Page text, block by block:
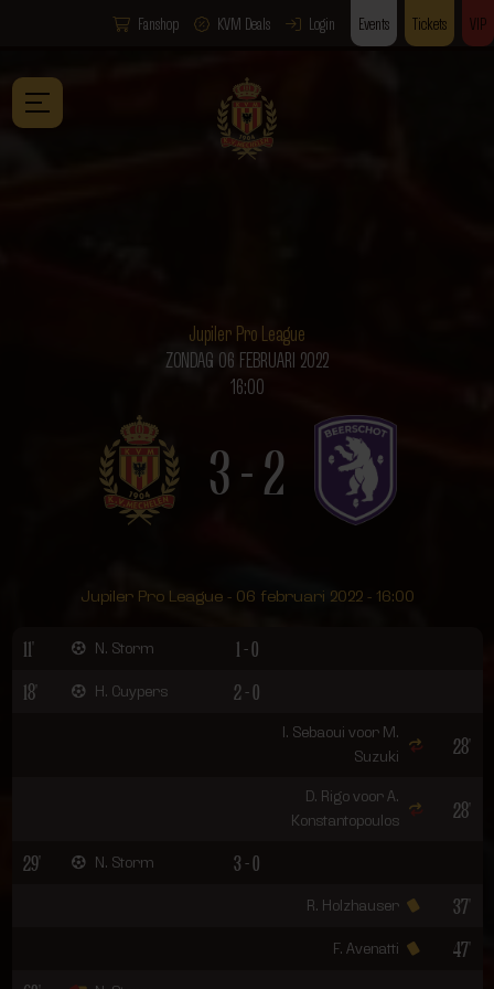
Fanshop KVM Deals Login Events Tickets VIP
Jupiler Pro League
ZONDAG 06 FEBRUARI 2022
16:00
3 - 2
Jupiler Pro League - 06 februari 2022 - 16:00
11' N. Storm
1 - 0
18'
H. Cuypers 2 - 0
28'
I. Sebaoui voor M.
Suzuki
28'
D. Rigo voor A.
Konstantopoulos
29' N. Storm
3 - 0
37'
R. Holzhauser
47'
F. Avenatti